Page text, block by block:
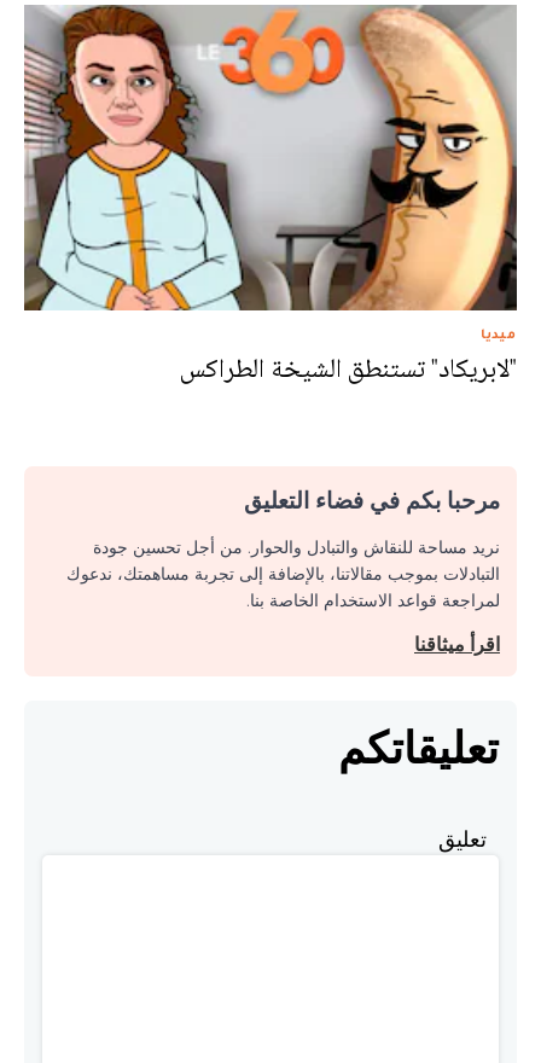
ميديا
"لابريكاد" تستنطق الشيخة الطراكس
مرحبا بكم في فضاء التعليق
نريد مساحة للنقاش والتبادل والحوار. من أجل تحسين جودة
التبادلات بموجب مقالاتنا، بالإضافة إلى تجربة مساهمتك، ندعوك
لمراجعة قواعد الاستخدام الخاصة بنا.
اقرأ ميثاقنا
تعليقاتكم
تعليق